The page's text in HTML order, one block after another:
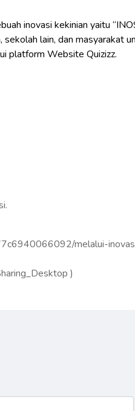
inovasi kekinian yaitu
lain, dan masyarakat
platform Website Quizizz.
melalui-
)